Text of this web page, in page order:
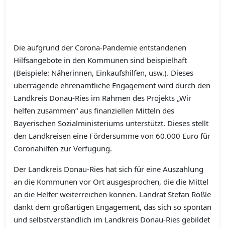
Die aufgrund der Corona-Pandemie entstandenen
Hilfsangebote in den Kommunen sind beispielhaft
(Beispiele: Näherinnen, Einkaufshilfen, usw.). Dieses
überragende ehrenamtliche Engagement wird durch den
Landkreis Donau-Ries im Rahmen des Projekts „Wir
helfen zusammen“ aus finanziellen Mitteln des
Bayerischen Sozialministeriums unterstützt. Dieses stellt
den Landkreisen eine Fördersumme von 60.000 Euro für
Coronahilfen zur Verfügung.
Der Landkreis Donau-Ries hat sich für eine Auszahlung
an die Kommunen vor Ort ausgesprochen, die die Mittel
an die Helfer weiterreichen können. Landrat Stefan Rößle
dankt dem großartigen Engagement, das sich so spontan
und selbstverständlich im Landkreis Donau-Ries gebildet